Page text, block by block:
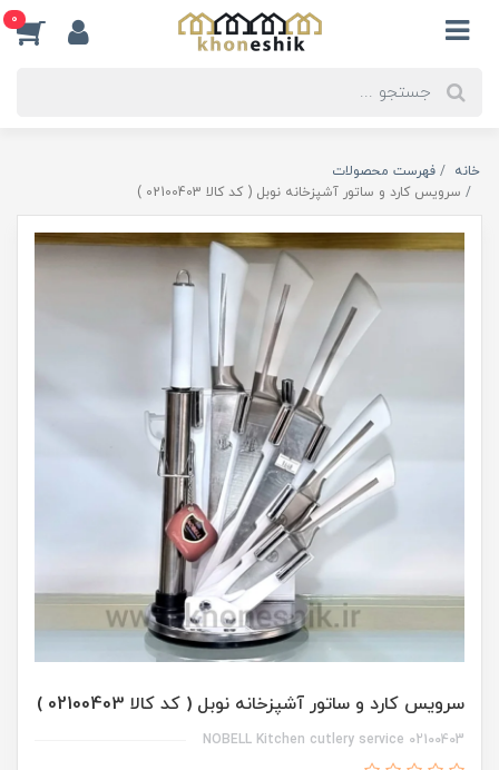
0
خانه
فهرست محصولات
سرویس کارد و ساتور آشپزخانه نوبل ( کد کالا 02100403 )
سرویس کارد و ساتور آشپزخانه نوبل ( کد کالا 02100403 )
02100403 NOBELL Kitchen cutlery service